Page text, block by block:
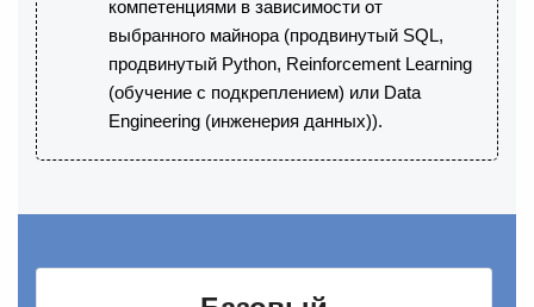
компетенциями в зависимости от
выбранного майнора (продвинутый SQL,
продвинутый Python, Reinforcement Learning
(обучение с подкреплением) или Data
Engineering (инженерия данных)).